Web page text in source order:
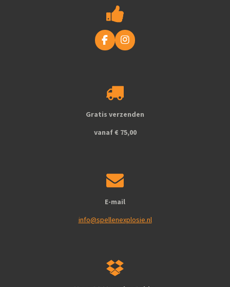
F
a
o
o
I
n
m
Gratis verzenden
vanaf € 75,00
E-mail
info@spellenexplosie.nl